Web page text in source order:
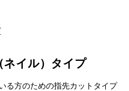
ネイル）タイプ
る方のための指先カットタイプ